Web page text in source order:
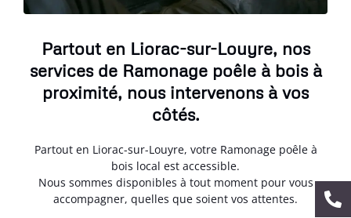
Partout en Liorac-sur-Louyre, nos
services de Ramonage poêle à bois à
proximité, nous intervenons à vos
côtés.
Partout en Liorac-sur-Louyre, votre Ramonage poêle à
bois local est accessible.
Nous sommes disponibles à tout moment pour vous
accompagner, quelles que soient vos attentes.